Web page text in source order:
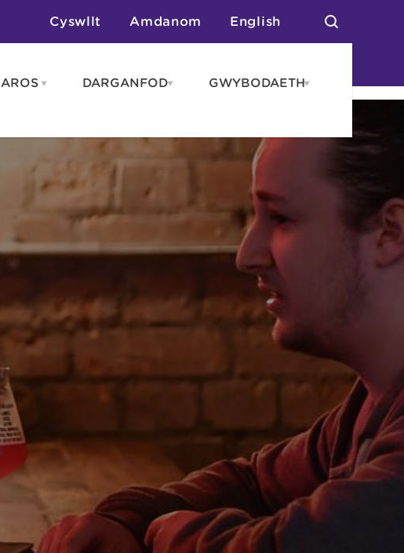
Cyswllt Amdanom English
AROS Open
Hunan Arlwyo
Carafanau a Gwersylla
Rhagor o Leoedd
DARGANFODOpen
GWYBODAETHOpen